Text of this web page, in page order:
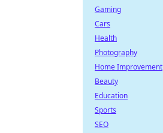
Gaming
Cars
Health
Photography
Home Improvement
Beauty
Education
Sports
SEO